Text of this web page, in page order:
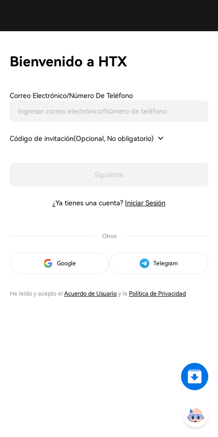
Bienvenido a HTX
Correo Electrónico/Número De Teléfono
Código de invitación(Opcional, No obligatorio)
Siguiente
¿Ya tienes una cuenta? Iniciar Sesión
Otros
Google Telegram
He leído y acepto el Acuerdo de Usuario y la Política de Privacidad